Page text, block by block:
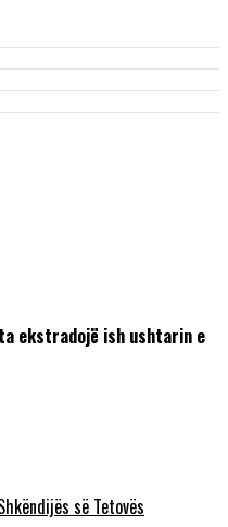
ekstradojë ish ushtarin e
së Tetovës